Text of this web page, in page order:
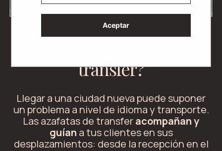
transfer?
Llegar a una ciudad nueva puede suponer
un problema a nivel de idioma y transporte.
Las azafatas de transferacompañan y
guían a tus clientes en sus
desplazamientos: desde la recepción en el
Aceptar